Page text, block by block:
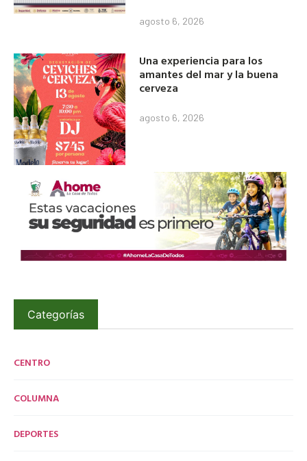
agosto 6, 2026
Una experiencia para los
amantes del mar y la buena
cerveza
agosto 6, 2026
Categorías
CENTRO
COLUMNA
DEPORTES